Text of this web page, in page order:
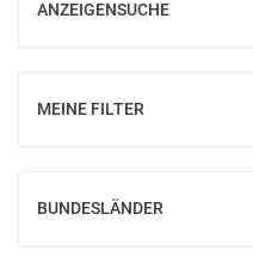
ANZEIGENSUCHE
EINBLENDEN
MEINE FILTER
EINBLENDEN
BUNDESLÄNDER
EINBLENDEN